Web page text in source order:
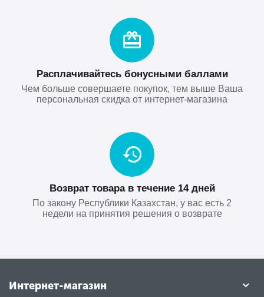
Расплачивайтесь бонусными баллами
Чем больше совершаете покупок, тем выше Ваша
персональная скидка от интернет-магазина
Возврат товара в течение 14 дней
По закону Республики Казахстан, у вас есть 2
недели на принятия решения о возврате
Интернет-магазин